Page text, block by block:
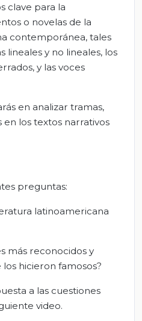
clave para la
o novelas de la
contemporánea, tales
lineales y no lineales, los
y las voces
en analizar tramas,
en los textos narrativos
preguntas:
latinoamericana
más reconocidos y
los hicieron famosos?
a las cuestiones
video.